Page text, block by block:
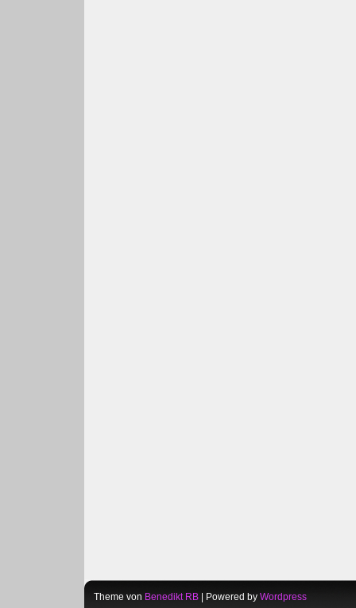
Theme von Benedikt RB | Powered by Wordpress